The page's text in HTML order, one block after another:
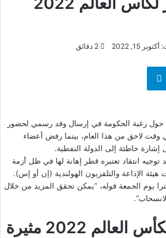
15, 2022
تيلقرام
حول رغبة الحكومة في إرسال وفد رسمي لحضور
لاحق من هذا العام، بينما رفض أعضاء
إشارة خاطئة إلى الدولة النفطية.
توجيه انتقاد تعتبره قطر إهانة لها في ظل أزمة
هيئة الإذاعة والتلفزيون الهولندية (إن أو إس).
يوم الجمعة قوله، “يمكن تحقق المزيد من خلال
استضافة قطر لكأس العالم 2022 مثيرة